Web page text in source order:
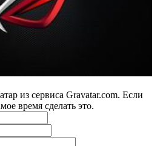
из сервиса Gravatar.com. Если
время сделать это.